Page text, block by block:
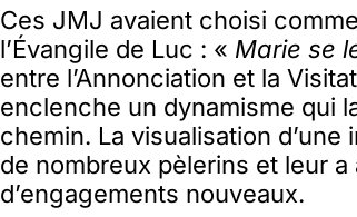
Ces JMJ avaient choisi
l’Évangile de Luc : « Marie se
entre l’Annonciation et la
enclenche un dynamisme qui
chemin. La visualisation
de nombreux pèlerins et leur
d’engagements nouveaux.